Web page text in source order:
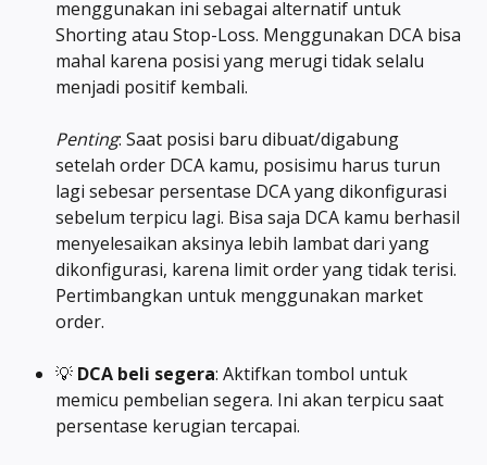
menggunakan ini sebagai alternatif untuk
Shorting atau Stop-Loss. Menggunakan DCA bisa
mahal karena posisi yang merugi tidak selalu
menjadi positif kembali.
Penting: Saat posisi baru dibuat/digabung
setelah order DCA kamu, posisimu harus turun
lagi sebesar persentase DCA yang dikonfigurasi
sebelum terpicu lagi. Bisa saja DCA kamu berhasil
menyelesaikan aksinya lebih lambat dari yang
dikonfigurasi, karena limit order yang tidak terisi.
Pertimbangkan untuk menggunakan market
order.
💡 DCA beli segera: Aktifkan tombol untuk
memicu pembelian segera. Ini akan terpicu saat
persentase kerugian tercapai.